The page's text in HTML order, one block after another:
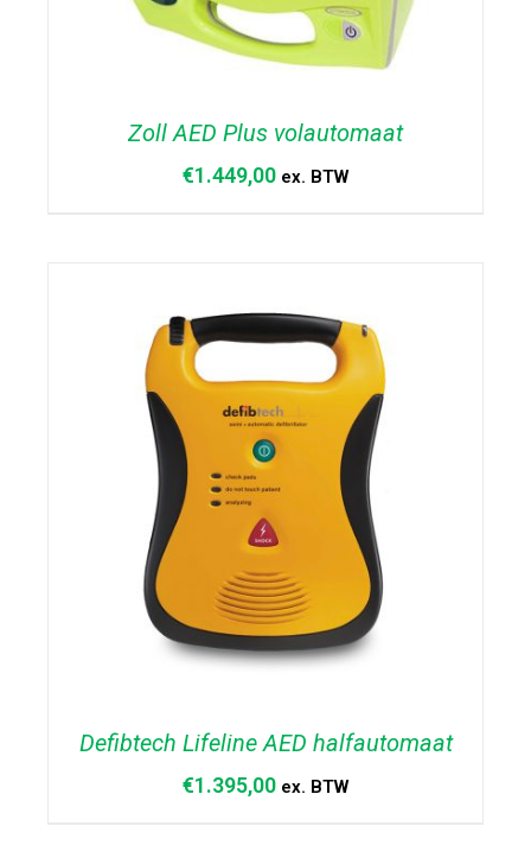
TOEVOEGEN AAN WINKELWAGEN
Zoll AED Plus volautomaat
€1.449,00 ex. BTW
Defibtech Lifeline AED halfautomaat
€1.395,00 ex. BTW